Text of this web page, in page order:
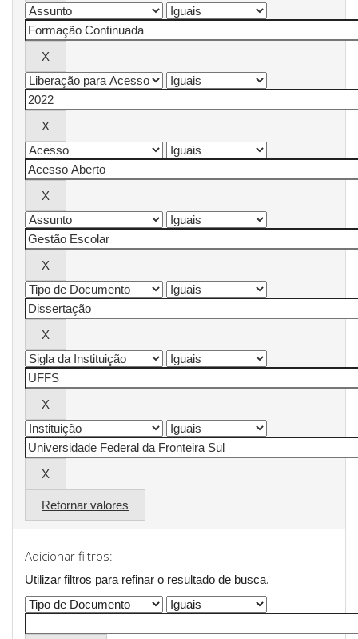
Retornar valores
Adicionar filtros:
Utilizar filtros para refinar o resultado de busca.